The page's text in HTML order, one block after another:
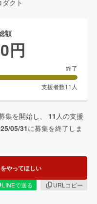
ダクト
額
円
終了
支援者数11 人
集を開始し、 11 人の支援
05/31に募集を終了しま
やってほしい
LINEで送る
URLコピー